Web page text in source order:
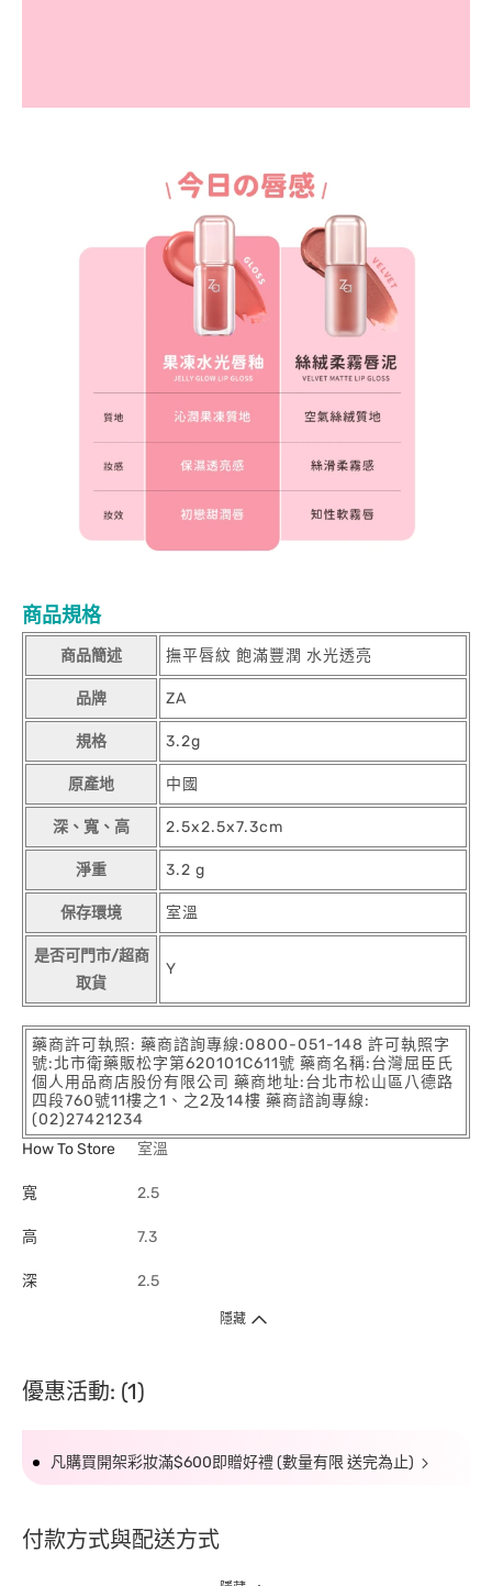
商品規格
商品簡述 撫平唇紋 飽滿豐潤 水光透亮
品牌 ZA
規格 3.2g
原產地 中國
深、寬、高 2.5x2.5x7.3cm
淨重 3.2 g
保存環境 室溫
是否可門市/超商
取貨
Y
藥商許可執照: 藥商諮詢專線:0800-051-148 許可執照字
號:北市衛藥販松字第620101C611號 藥商名稱:台灣屈臣氏
個人用品商店股份有限公司 藥商地址:台北市松山區八德路
四段760號11樓之1、之2及14樓 藥商諮詢專線:
(02)27421234
How To Store
室溫
寬 2.5
高 7.3
深 2.5
隱藏
優惠活動: (1)
凡購買開架彩妝滿$600即贈好禮 (數量有限 送完為止)
付款方式與配送方式